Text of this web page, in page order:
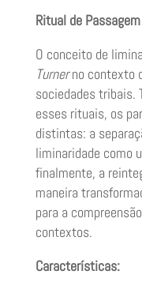
Ritual de Passagem
O conceito de
Turnerno contexto
sociedades tribais.
esses rituais, os
distintas: a
liminaridade como
finalmente, a
maneira
para a
contextos.
Características: